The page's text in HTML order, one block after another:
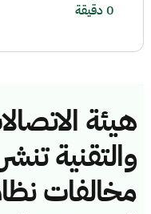
هيئة
والتقنية
مخالفات
0 دقيقة